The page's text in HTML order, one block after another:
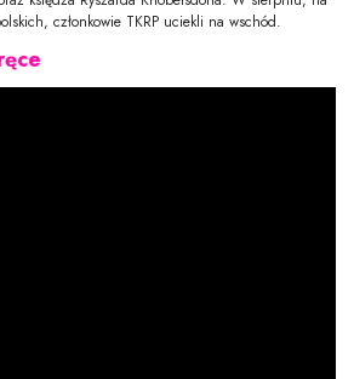
członkowie TKRP uciekli na wschód.